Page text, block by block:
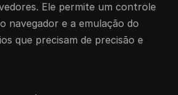
Ele permite um controle
navegador e a emulação do
que precisam de precisão e